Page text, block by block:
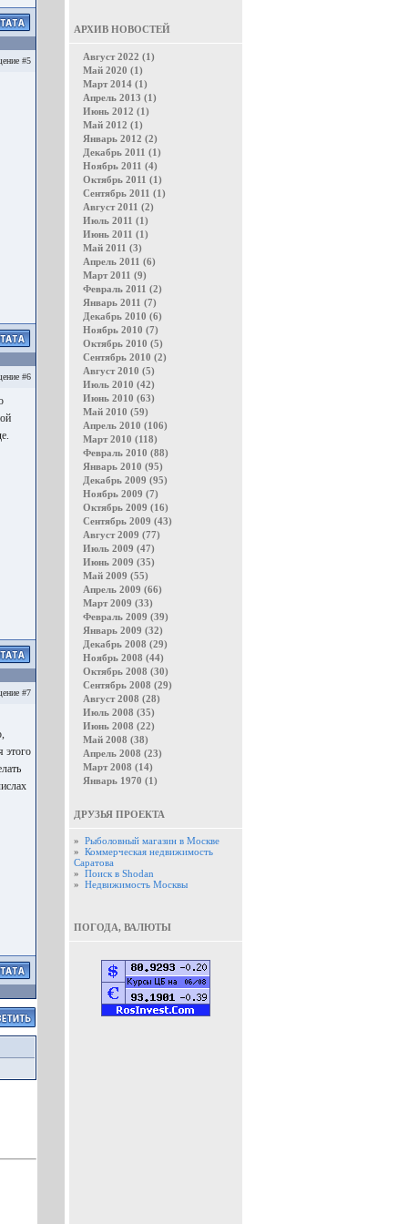
#5
#6
#7
этого
АРХИВ НОВОСТЕЙ
Август 2022 (1)
Май 2020 (1)
Март 2014 (1)
Апрель 2013 (1)
Июнь 2012 (1)
Май 2012 (1)
Январь 2012 (2)
Декабрь 2011 (1)
Ноябрь 2011 (4)
Октябрь 2011 (1)
Сентябрь 2011 (1)
Август 2011 (2)
Июль 2011 (1)
Июнь 2011 (1)
Май 2011 (3)
Апрель 2011 (6)
Март 2011 (9)
Февраль 2011 (2)
Январь 2011 (7)
Декабрь 2010 (6)
Ноябрь 2010 (7)
Октябрь 2010 (5)
Сентябрь 2010 (2)
Август 2010 (5)
Июль 2010 (42)
Июнь 2010 (63)
Май 2010 (59)
Апрель 2010 (106)
Март 2010 (118)
Февраль 2010 (88)
Январь 2010 (95)
Декабрь 2009 (95)
Ноябрь 2009 (7)
Октябрь 2009 (16)
Сентябрь 2009 (43)
Август 2009 (77)
Июль 2009 (47)
Июнь 2009 (35)
Май 2009 (55)
Апрель 2009 (66)
Март 2009 (33)
Февраль 2009 (39)
Январь 2009 (32)
Декабрь 2008 (29)
Ноябрь 2008 (44)
Октябрь 2008 (30)
Сентябрь 2008 (29)
Август 2008 (28)
Июль 2008 (35)
Июнь 2008 (22)
Май 2008 (38)
Апрель 2008 (23)
Март 2008 (14)
Январь 1970 (1)
ДРУЗЬЯ ПРОЕКТА
» Рыболовный магазин в Москве
» Коммерческая недвижимость
Саратова
» Поиск в Shodan
» Недвижимость Москвы
ПОГОДА, ВАЛЮТЫ